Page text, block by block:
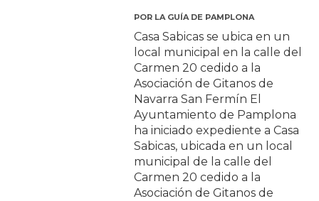
POR LA GUÍA DE PAMPLONA
Casa Sabicas se ubica en un
local municipal en la calle del
Carmen 20 cedido a la
Asociación de Gitanos de
Navarra San Fermín El
Ayuntamiento de Pamplona
ha iniciado expediente a Casa
Sabicas, ubicada en un local
municipal de la calle del
Carmen 20 cedido a la
Asociación de Gitanos de